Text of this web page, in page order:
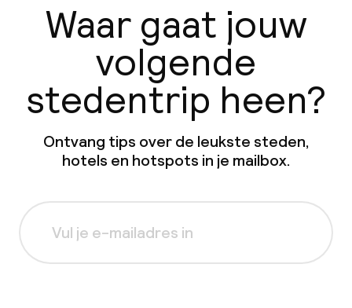
Waar gaat jouw
volgende
stedentrip heen?
Ontvang tips over de leukste steden,
hotels en hotspots in je mailbox.